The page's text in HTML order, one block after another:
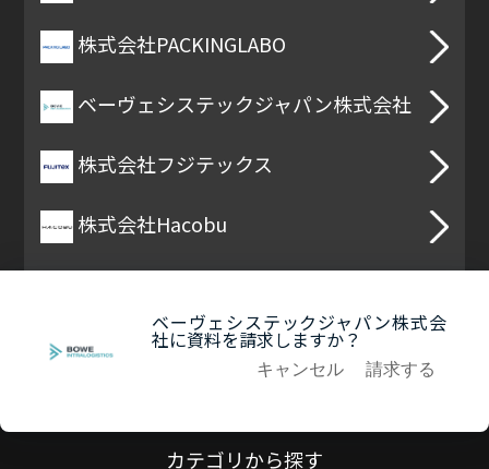
株式会社PACKINGLABO
ベーヴェシステックジャパン株式会社
株式会社フジテックス
株式会社Hacobu
ベーヴェシステックジャパン株式会
社に資料を請求しますか？
キャンセル 請求する
カテゴリから探す